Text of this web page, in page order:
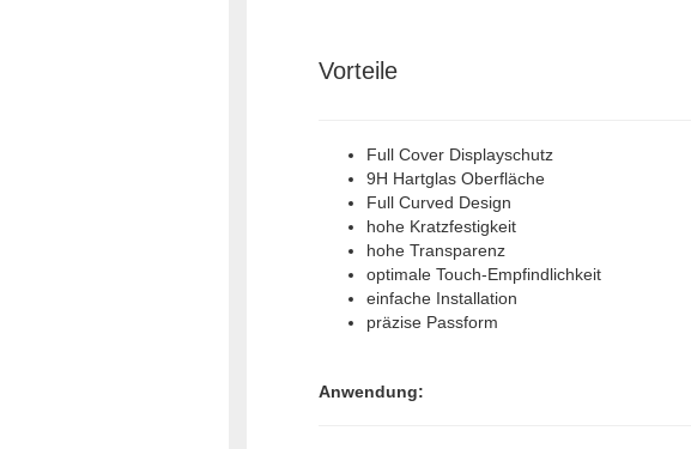
Vorteile
Full Cover Displayschutz
9H Hartglas Oberfläche
Full Curved Design
hohe Kratzfestigkeit
hohe Transparenz
optimale Touch-Empfindlichkeit
einfache Installation
präzise Passform
Anwendung: